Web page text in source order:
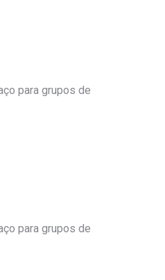
para grupos de
para grupos de